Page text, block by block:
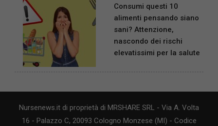
Consumi questi 10
alimenti pensando siano
sani? Attenzione,
nascondo dei rischi
elevatissimi per la salute
Nursenews.it di proprietà di MRSHARE SRL - Via A. Volta
16 - Palazzo C, 20093 Cologno Monzese (MI) - Codice